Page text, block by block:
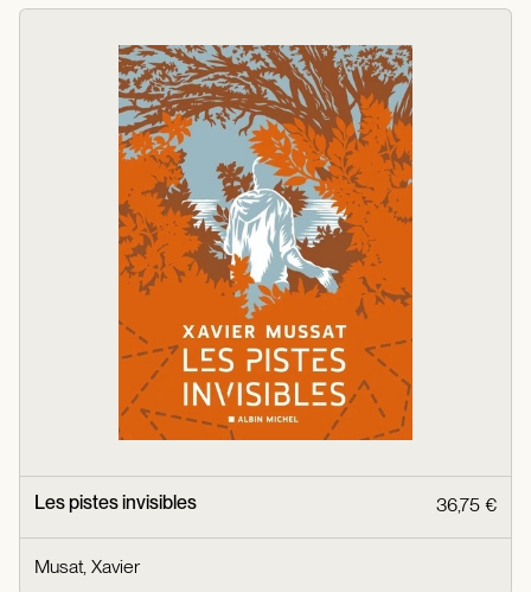
Les pistes invisibles 36,75 €
Musat, Xavier